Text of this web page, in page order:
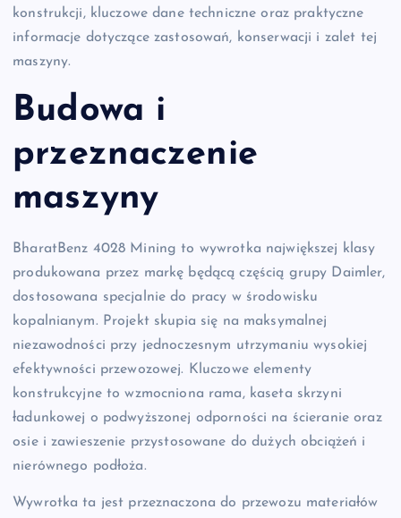
konstrukcji, kluczowe dane techniczne oraz praktyczne
informacje dotyczące zastosowań, konserwacji i zalet tej
maszyny.
Budowa i
przeznaczenie
maszyny
BharatBenz 4028 Mining to wywrotka największej klasy
produkowana przez markę będącą częścią grupy Daimler,
dostosowana specjalnie do pracy w środowisku
kopalnianym. Projekt skupia się na maksymalnej
niezawodności przy jednoczesnym utrzymaniu wysokiej
efektywności przewozowej. Kluczowe elementy
konstrukcyjne to wzmocniona rama, kaseta skrzyni
ładunkowej o podwyższonej odporności na ścieranie oraz
osie i zawieszenie przystosowane do dużych obciążeń i
nierównego podłoża.
Wywrotka ta jest przeznaczona do przewozu materiałów